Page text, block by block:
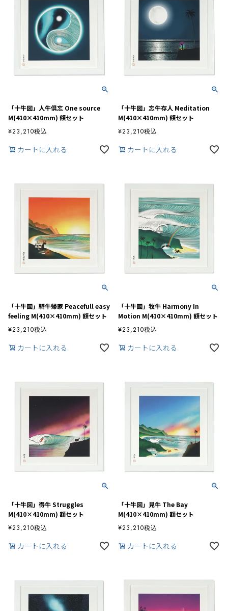
「十牛図」人牛倶忘 One source
M(410×410mm) 額セット
¥23,210税込
カートに入れる
「十牛図」忘牛存人 Meditation
M(410×410mm) 額セット
¥23,210税込
カートに入れる
「十牛図」騎牛帰家 Peacefull easy
feeling M(410×410mm) 額セット
¥23,210税込
カートに入れる
「十牛図」牧牛 Harmony In
Motion M(410×410mm) 額セット
¥23,210税込
カートに入れる
「十牛図」得牛 Struggles
M(410×410mm) 額セット
¥23,210税込
カートに入れる
「十牛図」見牛 The Bay
M(410×410mm) 額セット
¥23,210税込
カートに入れる